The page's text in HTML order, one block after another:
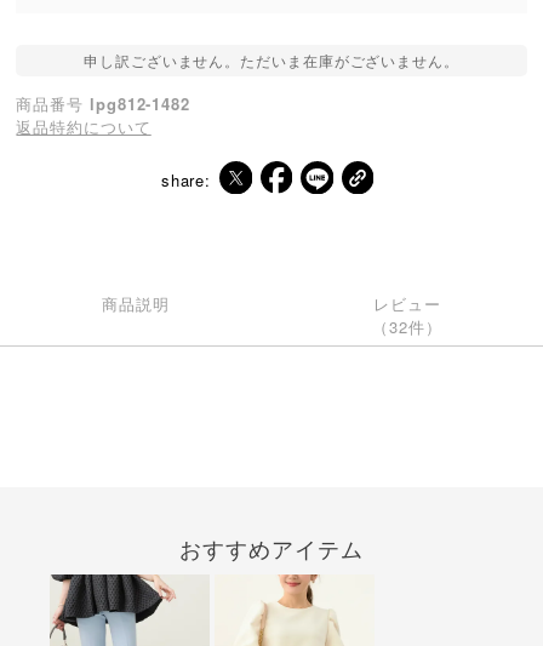
申し訳ございません。ただいま在庫がございません。
商品番号 lpg812-1482
返品特約について
share:
商品説明
レビュー
（32件）
おすすめアイテム